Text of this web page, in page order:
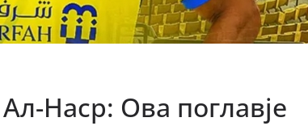
Наср: Ова поглавје